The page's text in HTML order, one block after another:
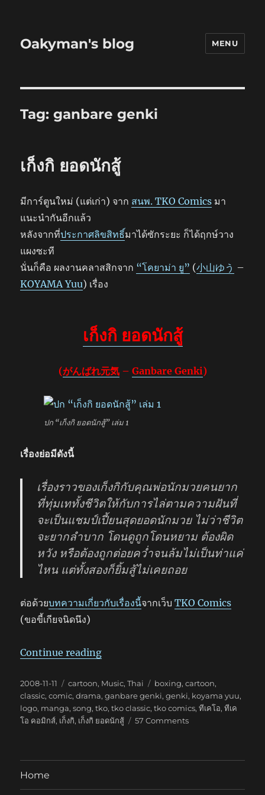
Oakyman's blog MENU
Tag:ganbare genki
เก็งกิ ยอดนักสู้
มีการ์ตูนใหม่ (แต่เก่า) จาก สนพ. TKO Comics มา
แนะนำกันอีกแล้ว
หลังจากที่ประกาศลิขสิทธิ์มาได้ซักระยะ ก็ได้ฤกษ์วาง
แผงซะที
นั่นก็คือ ผลงานคลาสสิกจาก “โคยาม่า ยู” (小山ゆう –
KOYAMA Yuu) เรื่อง
เก็งกิ ยอดนักสู้
(がんばれ元気– Ganbare Genki)
ปก “เก็งกิ ยอดนักสู้” เล่ม 1
เรื่องย่อมีดังนี้
เรื่องราวของเก็งกิกับคุณพ่อนักมวยคนยาก
ที่ทุ่มเททั้งชีวิตให้กับการไล่ตามความฝันที่
จะเป็นแชมป์เปี้ยนสุดยอดนักมวย ไม่ว่าชีวิต
จะยากลำบาก โดนดูถูกโดนหยาม ต้องผิด
หวัง หรือต้องถูกต่อยคว่ำจนล้มไม่เป็นท่าแค่
ไหน แต่ทั้งสองก็ยิ้มสู้ไม่เคยถอย
ต่อด้วยบทความเกี่ยวกับเรื่องนี้จากเว็บTKO Comics
(ขอขี้เกียจนิดนึง)
Continue reading“เก็งกิ ยอดนักสู้”
Posted
on
2008-11-11 Categories
cartoon, Music,Thai Tags
boxing,cartoon,
classic,comic,drama,ganbare genki,genki, koyama yuu,
logo, manga,song,tko,tko classic,tko comics,ทีเคโอ,ทีเค
โอ คอมิกส์, เก็งกิ, เก็งกิ ยอดนักสู้ 57 Commentson
Home